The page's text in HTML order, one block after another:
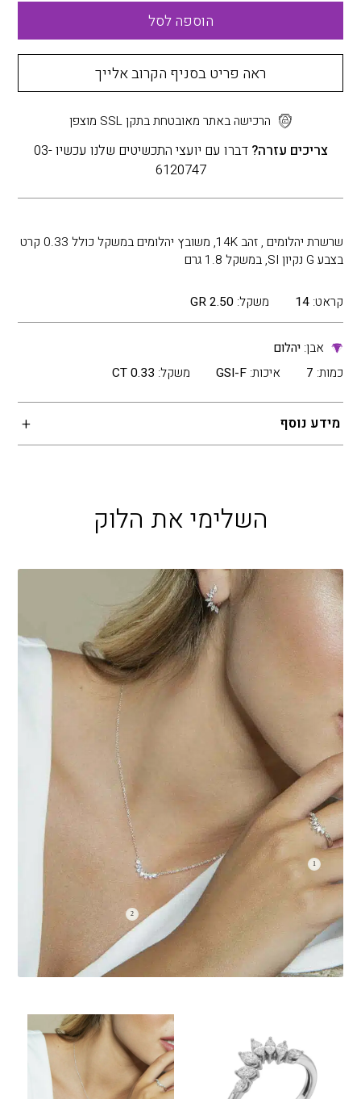
הוספה לסל
ראה פריט בסניף הקרוב אלייך
הרכישה באתר מאובטחת בתקן SSL מוצפן
צריכים עזרה?
דברו עם יועצי התכשיטים שלנו עכשיו 03-
6120747
שרשרת יהלומים , זהב 14K, משובץ יהלומים במשקל כולל 0.33 קרט
בצבע G נקיון SI, במשקל 1.8 גרם
קראט: 14 משקל: 2.50 GR
אבן:יהלום
כמות: 7 איכות: GSI-F משקל: 0.33 CT
מידע נוסף
השלימי את הלוק